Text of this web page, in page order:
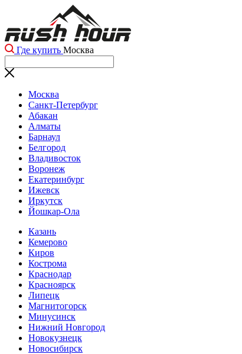
Где купить Москва
Москва
Санкт-Петербург
Абакан
Алматы
Барнаул
Белгород
Владивосток
Воронеж
Екатеринбург
Ижевск
Иркутск
Йошкар-Ола
Казань
Кемерово
Киров
Кострома
Краснодар
Красноярск
Липецк
Магнитогорск
Минусинск
Нижний Новгород
Новокузнецк
Новосибирск